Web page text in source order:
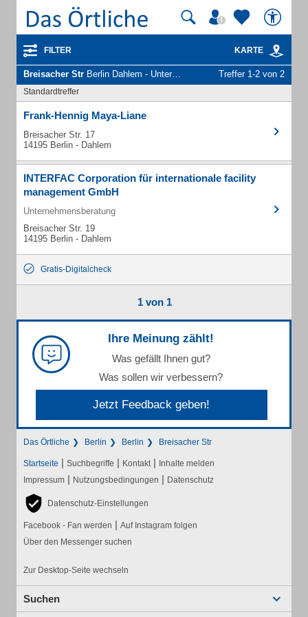
FILTER KARTE
Breisacher Str Berlin Dahlem - Unternehmen und Personen Treffer 1-2 von 2
Standardtreffer
Frank-Hennig Maya-Liane
Breisacher Str. 17
14195 Berlin - Dahlem
INTERFAC Corporation für internationale facility
management GmbH
Unternehmensberatung
Breisacher Str. 19
14195 Berlin - Dahlem
Gratis-Digitalcheck
1 von 1
Ihre Meinung zählt!
Was gefällt Ihnen gut?
Was sollen wir verbessern?
Jetzt Feedback geben!
Das Örtliche Berlin Berlin Breisacher Str
Startseite | Suchbegriffe | Kontakt | Inhalte melden
Impressum | Nutzungsbedingungen | Datenschutz
Datenschutz-Einstellungen
Facebook - Fan werden | Auf Instagram folgen
Über den Messenger suchen
Zur Desktop-Seite wechseln
Suchen